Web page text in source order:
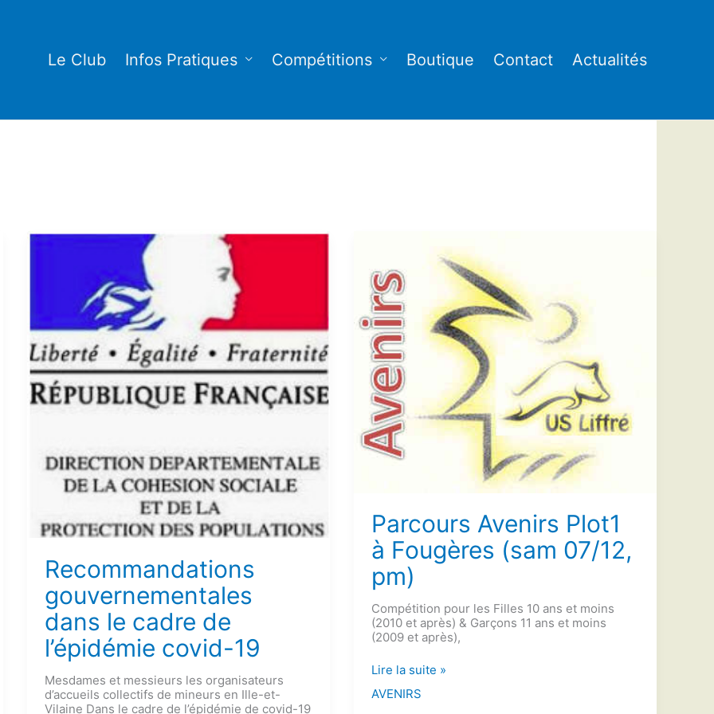
Le Club Infos Pratiques Compétitions Boutique Contact Actualités
Recommandations
gouvernementales
dans le cadre de
l’épidémie covid-19
Mesdames et messieurs les organisateurs
d’accueils collectifs de mineurs en Ille-et-
Vilaine Dans le cadre de l’épidémie de covid-19
Parcours Avenirs Plot1
à Fougères (sam 07/12,
pm)
Compétition pour les Filles 10 ans et moins
(2010 et après) & Garçons 11 ans et moins
(2009 et après),
Parcours
Plot1
Lire la suite »
AVENIRS